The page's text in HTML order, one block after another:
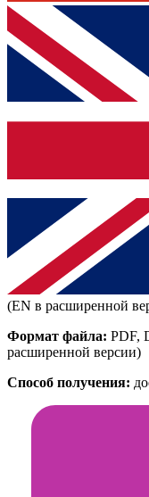
(EN в расширенной
Формат файла: PDF,
расширенной версии)
Способ получения: